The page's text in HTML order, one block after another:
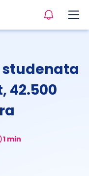
studenata
42.500
1 min